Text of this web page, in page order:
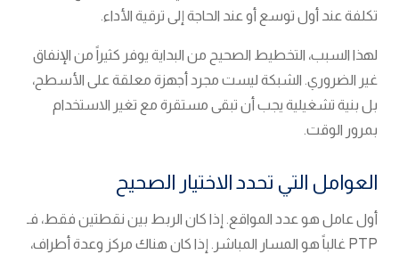
تكلفة عند أول توسع أو عند الحاجة إلى ترقية الأداء.
لهذا السبب، التخطيط الصحيح من البداية يوفر كثيراً من الإنفاق
غير الضروري. الشبكة ليست مجرد أجهزة معلقة على الأسطح،
بل بنية تشغيلية يجب أن تبقى مستقرة مع تغير الاستخدام
بمرور الوقت.
العوامل التي تحدد الاختيار الصحيح
أول عامل هو عدد المواقع. إذا كان الربط بين نقطتين فقط، فـ
PTP غالباً هو المسار المباشر. إذا كان هناك مركز وعدة أطراف،